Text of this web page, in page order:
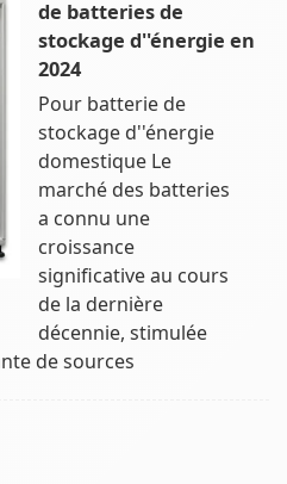
de batteries de
stockage d''énergie en
2024
Pour batterie de
stockage d''énergie
domestique Le
marché des batteries
a connu une
croissance
significative au cours
de la dernière
décennie, stimulée
de sources